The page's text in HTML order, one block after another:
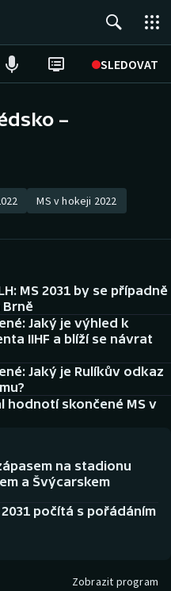
SLEDOVAT
–
MS v hokeji 2022
MS 2031 by se případně
Brně
Jaký je výhled k
IIHF a blíží se návrat
Jaký je Rulíkův odkaz
hodnotí skončené MS v
na stadionu
a Švýcarskem
počítá s pořádáním
Zobrazit program